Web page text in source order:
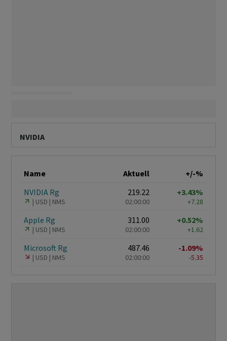
NVIDIA
Name Aktuell
+/-%
NVIDIA Rg
USD NMS
219.22
02:00:00
+3.43%
+7.28
Apple Rg
USD NMS
311.00
02:00:00
+0.52%
+1.62
Microsoft Rg
USD NMS
487.46
02:00:00
-1.09%
-5.35